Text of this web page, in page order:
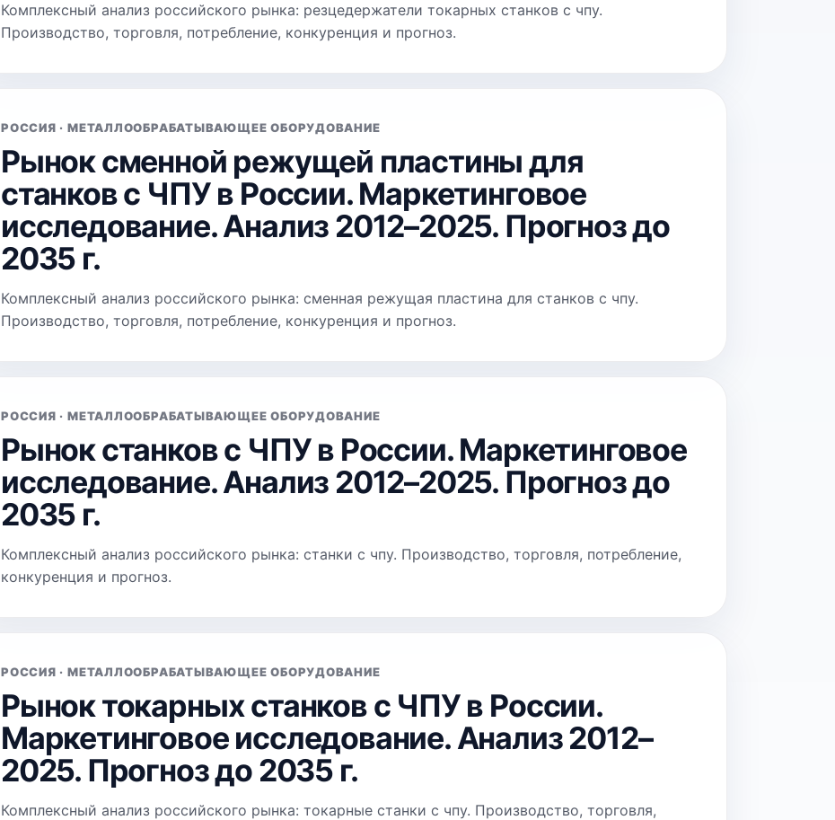
Комплексный анализ российского рынка: резцедержатели токарных станков с чпу.
Производство, торговля, потребление, конкуренция и прогноз.
РОССИЯ · МЕТАЛЛООБРАБАТЫВАЮЩЕЕ ОБОРУДОВАНИЕ
Рынок сменной режущей пластины для
станков с ЧПУ в России. Маркетинговое
исследование. Анализ 2012–2025. Прогноз до
2035 г.
Комплексный анализ российского рынка: сменная режущая пластина для станков с чпу.
Производство, торговля, потребление, конкуренция и прогноз.
РОССИЯ · МЕТАЛЛООБРАБАТЫВАЮЩЕЕ ОБОРУДОВАНИЕ
Рынок станков с ЧПУ в России. Маркетинговое
исследование. Анализ 2012–2025. Прогноз до
2035 г.
Комплексный анализ российского рынка: станки с чпу. Производство, торговля, потребление,
конкуренция и прогноз.
РОССИЯ · МЕТАЛЛООБРАБАТЫВАЮЩЕЕ ОБОРУДОВАНИЕ
Рынок токарных станков с ЧПУ в России.
Маркетинговое исследование. Анализ 2012–
2025. Прогноз до 2035 г.
Комплексный анализ российского рынка: токарные станки с чпу. Производство, торговля,